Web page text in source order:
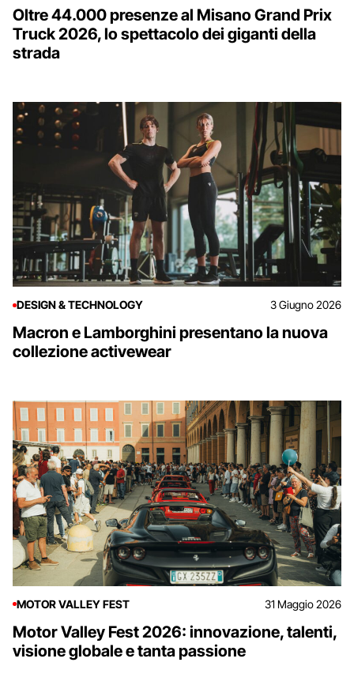
Oltre 44.000 presenze al Misano Grand Prix
Truck 2026, lo spettacolo dei giganti della
strada
DESIGN & TECHNOLOGY 3 Giugno 2026
Macron e Lamborghini presentano la nuova
collezione activewear
MOTOR VALLEY FEST 31 Maggio 2026
Motor Valley Fest 2026: innovazione, talenti,
visione globale e tanta passione